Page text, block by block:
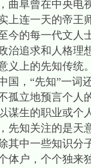
曲阜曾在中央电
上连一天的帝王
今的每一代文人
治追求和人格理想
义上的先知传统
国，“先知”一
孤立地预言个人
谋生的职业或个
先知关注的是天
其中一些知识分
体户，个个独来